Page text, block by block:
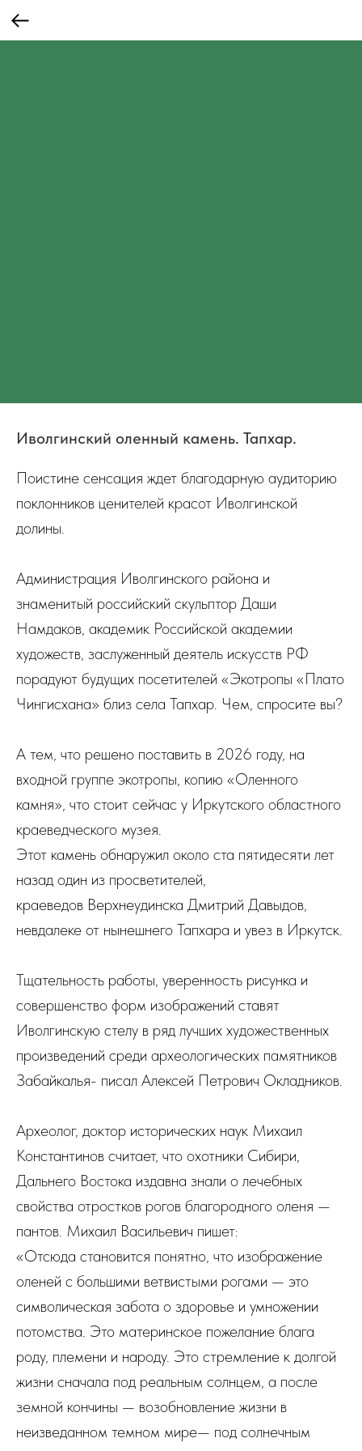
Иволгинский оленный камень. Тапхар.
Поистине сенсация ждет благодарную аудиторию
поклонников ценителей красот Иволгинской
долины.
Администрация Иволгинского района и
знаменитый российский скульптор Даши
Намдаков, академик Российской академии
художеств, заслуженный деятель искусств РФ
порадуют будущих посетителей «Экотропы «Плато
Чингисхана» близ села Тапхар. Чем, спросите вы?
А тем, что решено поставить в 2026 году, на
входной группе экотропы, копию «Оленного
камня», что стоит сейчас у Иркутского областного
краеведческого музея.
Этот камень обнаружил около ста пятидесяти лет
назад один из просветителей,
краеведов Верхнеудинска Дмитрий Давыдов,
невдалеке от нынешнего Тапхара и увез в Иркутск.
Тщательность работы, уверенность рисунка и
совершенство форм изображений ставят
Иволгинскую стелу в ряд лучших художественных
произведений среди археологических памятников
Забайкалья- писал Алексей Петрович Окладников.
Археолог, доктор исторических наук Михаил
Константинов считает, что охотники Сибири,
Дальнего Востока издавна знали о лечебных
свойства отростков рогов благородного оленя —
пантов. Михаил Васильевич пишет:
«Отсюда становится понятно, что изображение
оленей с большими ветвистыми рогами — это
символическая забота о здоровье и умножении
потомства. Это материнское пожелание блага
роду, племени и народу. Это стремление к долгой
жизни сначала под реальным солнцем, а после
земной кончины — возобновление жизни в
неизведанном темном мире— под солнечным